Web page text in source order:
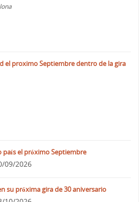
el proximo Septiembre dentro de la gira
país el próximo Septiembre
09/2026
su próxima gira de 30 aniversario